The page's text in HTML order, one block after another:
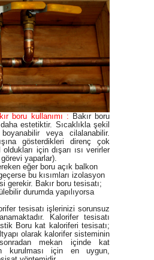
boru kullanımı : Bakır boru
estetiktir. Sıcaklıkla şekil
veya cilalanabilir.
gösterdikleri direnç çok
için dışarı ısı verirler
yaparlar).
eğer boru açık balkon
bu kısımları izolasyon
gerekir. Bakır boru tesisatı;
durumda yapılıyorsa
tesisatı işlerinizi sorunsuz
Kalorifer tesisatı
Boru kat kaloriferi tesisatı;
olarak kalorifer sisteminin
mekan içinde kat
kurulması için en uygun,